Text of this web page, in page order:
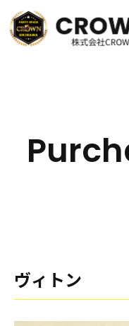
ヴィトン